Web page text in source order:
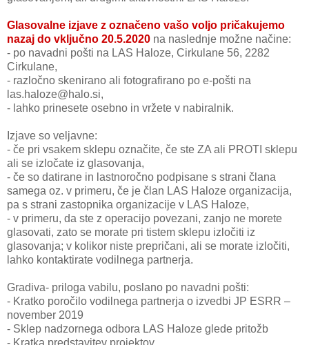
Glasovalne izjave z označeno vašo voljo pričakujemo
nazaj do vključno 20.5.2020 na naslednje možne načine:
- po navadni pošti na LAS Haloze, Cirkulane 56, 2282
Cirkulane,
- razločno skenirano ali fotografirano po e-pošti na
las.haloze@halo.si,
- lahko prinesete osebno in vržete v nabiralnik.
Izjave so veljavne:
- če pri vsakem sklepu označite, če ste ZA ali PROTI sklepu
ali se izločate iz glasovanja,
- če so datirane in lastnoročno podpisane s strani člana
samega oz. v primeru, če je član LAS Haloze organizacija,
pa s strani zastopnika organizacije v LAS Haloze,
- v primeru, da ste z operacijo povezani, zanjo ne morete
glasovati, zato se morate pri tistem sklepu izločiti iz
glasovanja; v kolikor niste prepričani, ali se morate izločiti,
lahko kontaktirate vodilnega partnerja.
Gradiva- priloga vabilu, poslano po navadni pošti:
- Kratko poročilo vodilnega partnerja o izvedbi JP ESRR –
november 2019
- Sklep nadzornega odbora LAS Haloze glede pritožb
- Kratka predstavitev projektov